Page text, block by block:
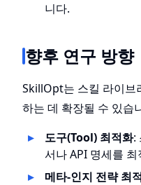
니다.
향후 연구 방향
SkillOpt는 스킬 라이브
하는 데 확장될 수 있습
도구(Tool) 최적화:
서나 API 명세를
메타-인지 전략 최